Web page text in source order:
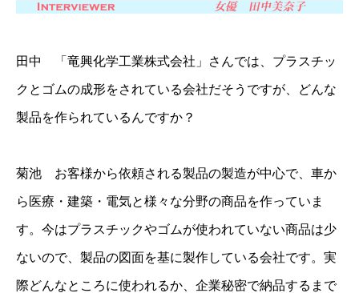
田中 「竜興化学工業株式会社」さんでは、プラスチッ
クとゴムの成形をされている会社だそうですが、どんな
製品を作られているんですか？
菊池 お客様から依頼される製品の製造が中心で、車か
ら医療・建築・電気と様々な分野の商品を作っていま
す。今はプラスチックやゴムが使われていない商品は少
ないので、製品の図面を基に製作している会社です。実
際どんなところに使われるか、企業秘密で納品するまで